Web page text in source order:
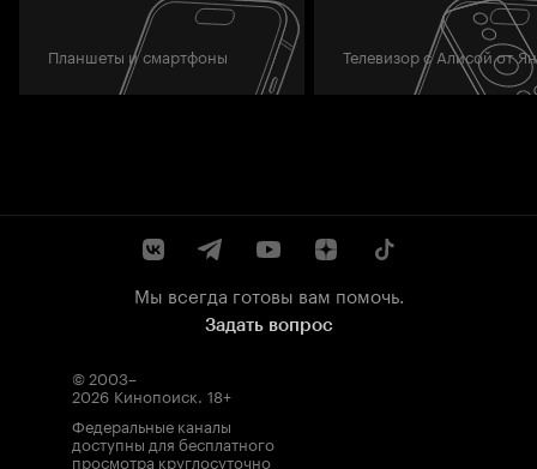
Планшеты и смартфоны Телевизор с Алисой от
Мы всегда готовы вам помочь.
Задать вопрос
© 2003–
2026 Кинопоиск. 18+
Федеральные каналы
доступны для бесплатного
просмотра круглосуточно